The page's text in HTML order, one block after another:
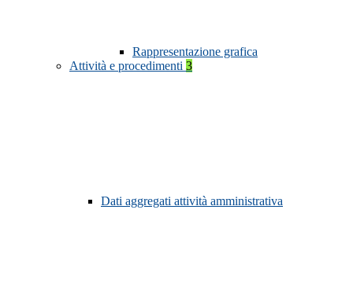
Rappresentazione grafica
Attività e procedimenti 3
Dati aggregati attività amministrativa